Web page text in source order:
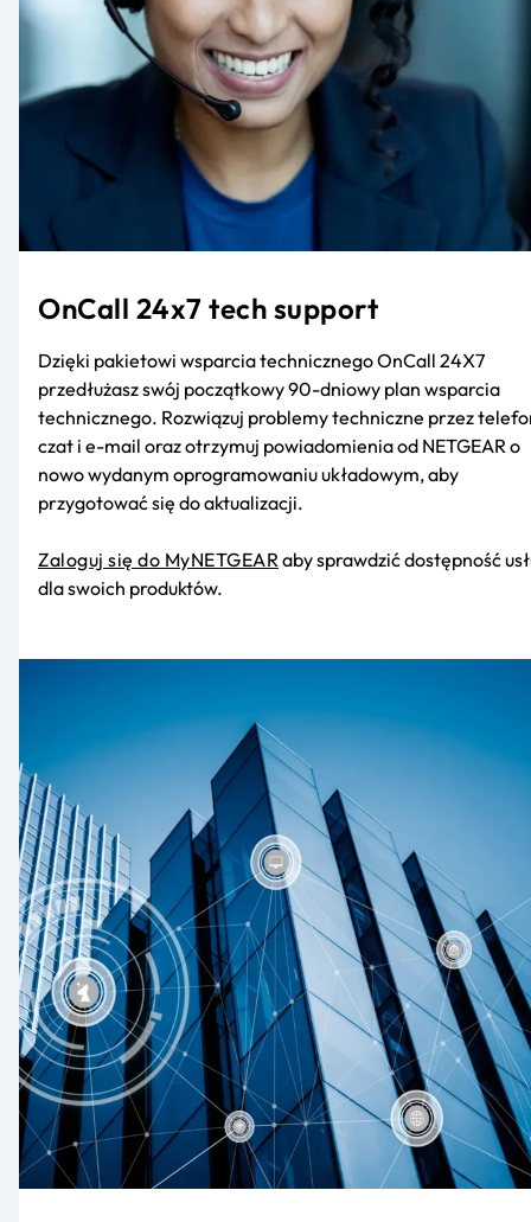
OnCall 24x7 tech support
Dzięki pakietowi wsparcia technicznego OnCall 24X7
przedłużasz swój początkowy 90-dniowy plan wsparcia
technicznego. Rozwiązuj problemy techniczne przez
czat i e-mail oraz otrzymuj powiadomienia od NETGEAR o
nowo wydanym oprogramowaniu układowym, aby
przygotować się do aktualizacji.
Zaloguj się do MyNETGEARaby sprawdzić dostępność
dla swoich produktów.